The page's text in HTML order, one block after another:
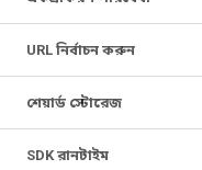
URL নির্বাচন করুন
শেয়ার্ড স্টোরেজ
SDK রানটাইম